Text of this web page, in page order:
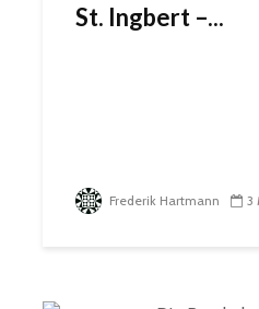
St. Ingbert –...
Frederik Hartmann 3